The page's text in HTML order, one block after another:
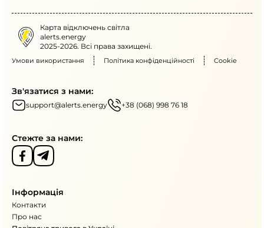
Карта відключень світла
alerts.energy
2025-2026. Всі права захищені.
Умови використання Політика конфіденційності Cookie
Зв'язатися з нами:
support@alerts.energy +38 (068) 998 76 18
Стежте за нами:
Інформація
Контакти
Про нас